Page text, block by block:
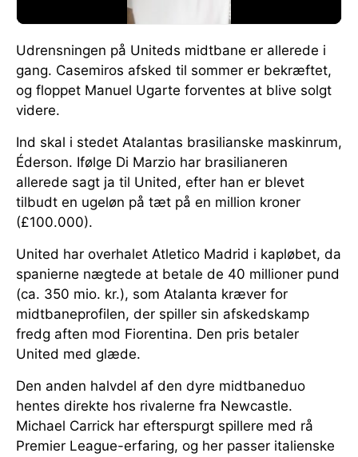
Udrensningen på Uniteds midtbane er allerede i
gang. Casemiros afsked til sommer er bekræftet,
og floppet Manuel Ugarte forventes at blive solgt
videre.
Ind skal i stedet Atalantas brasilianske maskinrum,
Éderson. Ifølge Di Marzio har brasilianeren
allerede sagt ja til United, efter han er blevet
tilbudt en ugeløn på tæt på en million kroner
(£100.000).
United har overhalet Atletico Madrid i kapløbet, da
spanierne nægtede at betale de 40 millioner pund
(ca. 350 mio. kr.), som Atalanta kræver for
midtbaneprofilen, der spiller sin afskedskamp
fredg aften mod Fiorentina. Den pris betaler
United med glæde.
Den anden halvdel af den dyre midtbaneduo
hentes direkte hos rivalerne fra Newcastle.
Michael Carrick har efterspurgt spillere med rå
Premier League-erfaring, og her passer italienske